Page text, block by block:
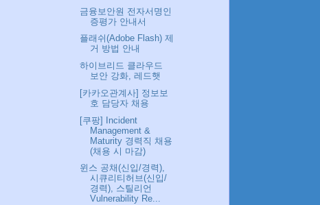
금융보안원 전자서명인
증평가 안내서
플래쉬(Adobe Flash) 제
거 방법 안내
하이브리드 클라우드
보안 강화, 레드햇
[카카오관계사] 정보보
호 담당자 채용
[쿠팡] Incident
Management &
Maturity 경력직 채용
(채용 시 마감)
윈스 공채(신입/경력),
시큐리티허브(신입/
경력), 스틸리언
Vulnerability Re...